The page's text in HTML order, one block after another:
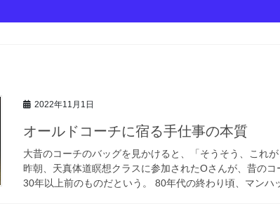
2022年11月1日
オールドコーチに宿る手仕事の本質
大昔のコーチのバッグを見かけると、「そうそう、これ
昨朝、天真体道瞑想クラスに参加されたOさんが、昔の
30年以上前のものだという。 80年代の終わり頃、マン